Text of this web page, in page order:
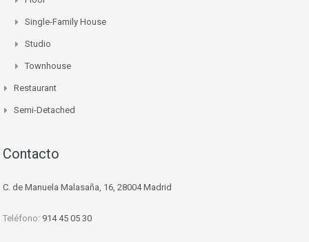
Single-Family House
Studio
Townhouse
Restaurant
Semi-Detached
Contacto
C. de Manuela Malasaña, 16, 28004 Madrid
Teléfono: 914 45 05 30